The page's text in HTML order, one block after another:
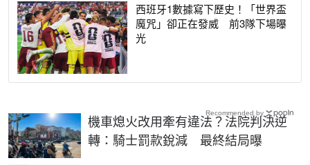
西班牙1數據寫下歷史！「世界盃
魔咒」卻正在發威 前3隊下場曝
光
機車熄火改用牽有違法？法院判決逆
轉：騎士罰款銳減 最終結局曝
Recommended by